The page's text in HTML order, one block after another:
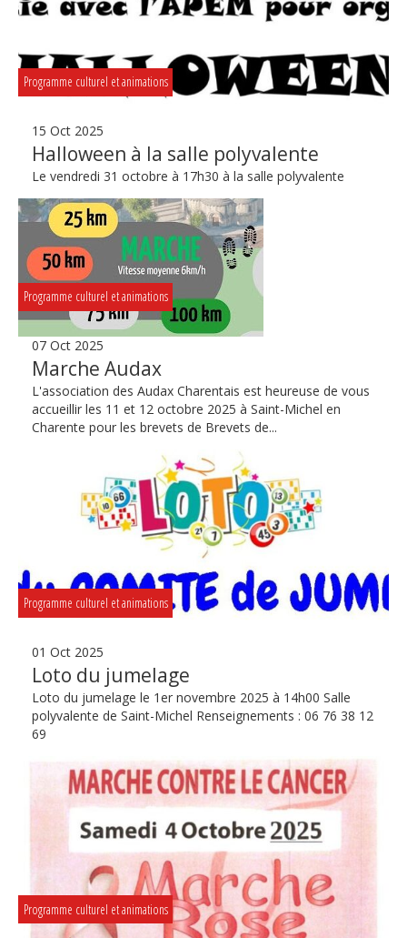
Programme culturel et animations
15 Oct 2025
Halloween à la salle polyvalente
Le vendredi 31 octobre à 17h30 à la salle polyvalente
Programme culturel et animations
07 Oct 2025
Marche Audax
L'association des Audax Charentais est heureuse de vous
accueillir les 11 et 12 octobre 2025 à Saint-Michel en
Charente pour les brevets de Brevets de...
Programme culturel et animations
01 Oct 2025
Loto du jumelage
Loto du jumelage le 1er novembre 2025 à 14h00 Salle
polyvalente de Saint-Michel Renseignements : 06 76 38 12
69
Programme culturel et animations